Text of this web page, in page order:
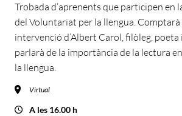
Trobada d’aprenents que participen en
del Voluntariat per la llengua. Comptarà
intervenció d’Albert Carol, filòleg,
parlarà de la importància de la lectura
la llengua.
Virtual
A les 16.00 h